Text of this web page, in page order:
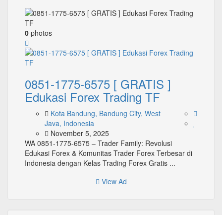
0 photos
0851-1775-6575 [ GRATIS ]
Edukasi Forex Trading TF
Kota Bandung, Bandung City, West
Java, Indonesia
November 5, 2025
WA 0851-1775-6575 – Trader Family: Revolusi
Edukasi Forex & Komunitas Trader Forex Terbesar di
Indonesia dengan Kelas Trading Forex Gratis ...
View Ad